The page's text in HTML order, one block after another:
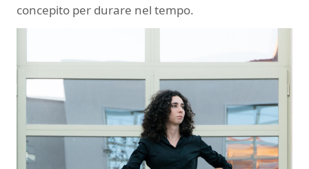
concepito per durare nel tempo.